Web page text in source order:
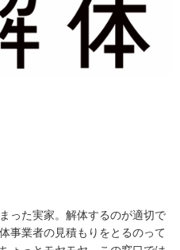
った実家。解体するのが適切で
事業者の見積もりをとるのって